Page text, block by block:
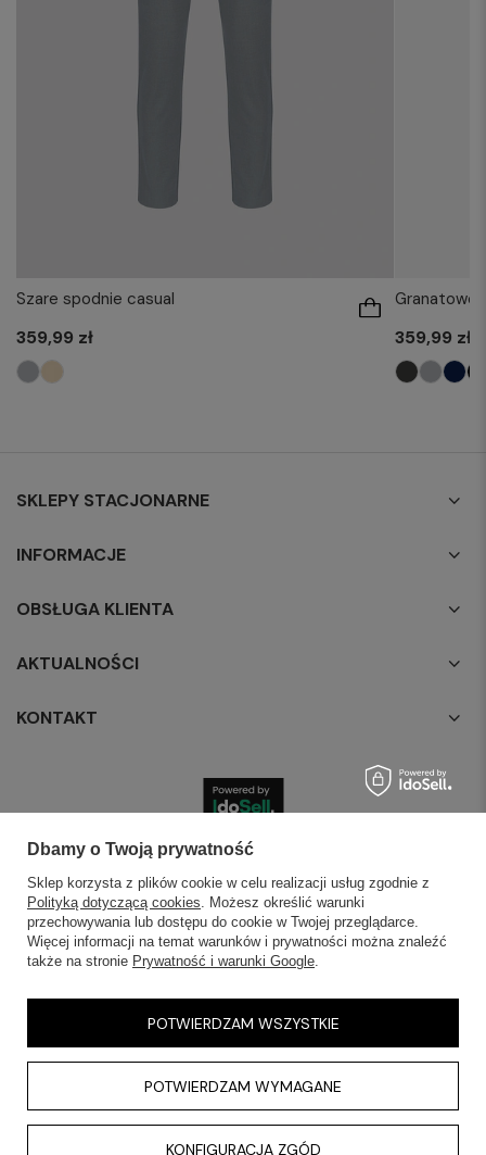
Szare spodnie casual
359,99 zł
Granatowe
359,99 zł
SKLEPY STACJONARNE
INFORMACJE
OBSŁUGA KLIENTA
AKTUALNOŚCI
KONTAKT
Dbamy o Twoją prywatność
Sklep korzysta z plików cookie w celu realizacji usług zgodnie z
Polityką dotyczącą cookies. Możesz określić warunki
przechowywania lub dostępu do cookie w Twojej przeglądarce.
Więcej informacji na temat warunków i prywatności można znaleźć
także na stronie Prywatność i warunki Google.
POTWIERDZAM WYMAGANE
KONFIGURACJA ZGÓD
POTWIERDZAM WSZYSTKIE